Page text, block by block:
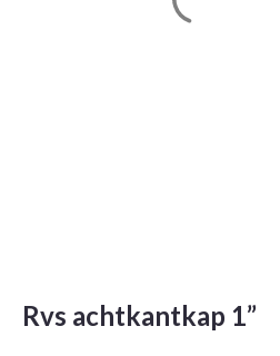
Rvs achtkantkap 1”